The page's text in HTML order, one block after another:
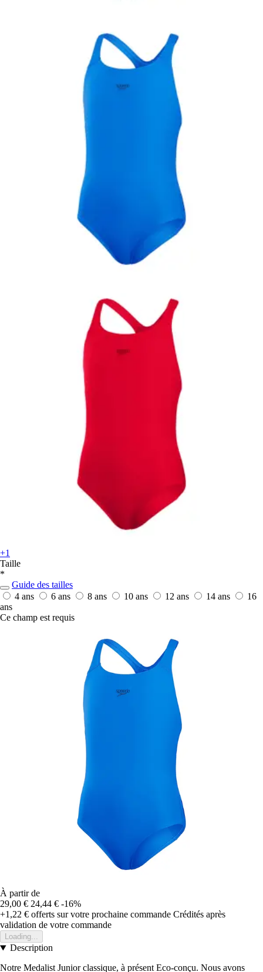
+1
Taille
*
Guide des tailles
4 ans
6 ans 8 ans 10 ans 12 ans 14 ans
16
ans
Ce champ est requis
À partir de
29,00 € 24,44 € -16%
+1,22 € offerts sur votre prochaine commande Crédités après
validation de votre commande
Loading...
Description
Notre Medalist Junior classique, à présent Eco-conçu. Nous avons